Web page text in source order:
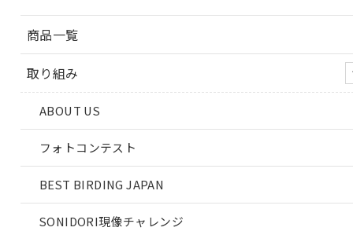
商品一覧
取り組み
ABOUT US
フォトコンテスト
BEST BIRDING JAPAN
SONIDORI現像チャレンジ